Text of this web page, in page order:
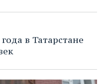
в Татарстане